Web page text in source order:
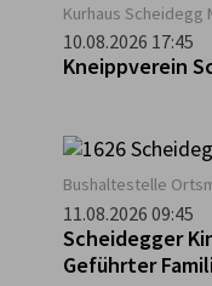
Kurhaus Scheidegg
10.08.2026 17:45
Kneippverein
Bushaltestelle
11.08.2026 09:45
Scheidegger
Geführter